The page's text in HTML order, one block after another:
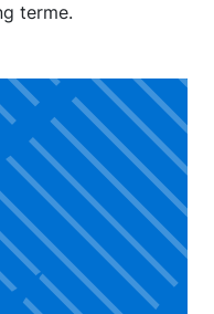
terme.